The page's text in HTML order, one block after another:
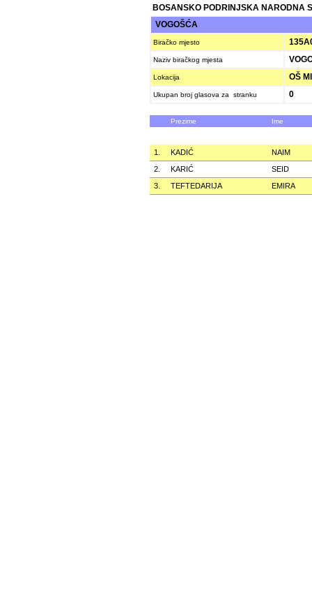
BOSANSKO PODRINJSKA NARODNA
VOGOŠĆA
Biračko mjesto
Naziv biračkog mjesta
Lokacija OŠ
Ukupan broj glasova za stranku 0
Prezime Ime
1. KADIĆ
NAIM
2.
KARIĆ
SEID
3.
TEFTEDARIJA EMIRA